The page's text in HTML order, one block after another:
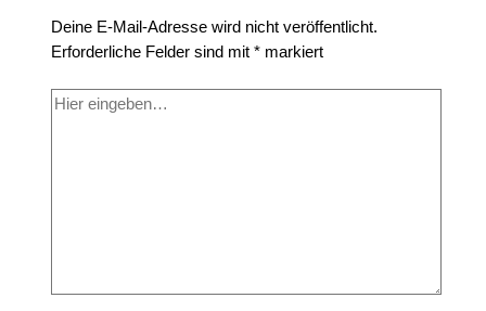
Deine E-Mail-Adresse wird nicht veröffentlicht.
Erforderliche Felder sind mit* markiert
Hier